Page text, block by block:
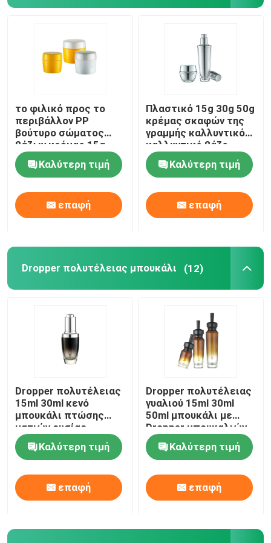
Περίπτωση Makeup σκιάς ματιών
κενός mascara σωλήνας
πλαστικός ρόλος στο μπουκάλι
remover στιλβωτικής ουσίας καρφιών μπουκάλι
Πλαστική κεφαλή κοχλίου
Πλαστικός ψεκαστήρας ώθησης
Αντλία διανομέων αφρού
το φιλικό προς το
περιβάλλον PP
βούτυρο σώματος
βάζων κρέμας 15g
30g 50g τρίβει τα
καλλυντικά βάζα
βάζων
Καλύτερη τιμή
επαφή
Πλαστικό 15g 30g 50g
κρέμας σκαφών της
γραμμής καλλυντικό
καλλυντικό βάζο
κρέμας προσώπου
βάζωνΚαλύτερη τιμή
επαφή
Dropper πολυτέλειας μπουκάλι (12)
Dropper πολυτέλειας
15ml 30ml κενό
μπουκάλι πτώσης
ματιών ουσίας
Lancome γυαλιού
μπουκαλιών
Καλύτερη τιμή
επαφή
Dropper πολυτέλειας
γυαλιού 15ml 30ml
50ml μπουκάλι με
Dropper μπουκαλιών
ουσιαστικού
πετρελαίου ΚΑΠ
Καλύτερη τιμή
επαφή